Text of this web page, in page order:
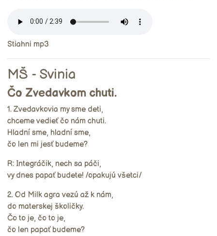
Stiahni mp3
MŠ - Svinia
Čo Zvedavkom chuti.
1. Zvedavkovia my sme deti,
chceme vedieť čo nám chuti.
Hladní sme, hladní sme,
čo len mi jesť budeme?
R: Integráčik, nech sa páči,
vy dnes papať budete! /opakujú všetci/
2. Od Milk agra vezú až k nám,
do materskej školičky.
Čo to je, čo to je,
čo len papať budeme?